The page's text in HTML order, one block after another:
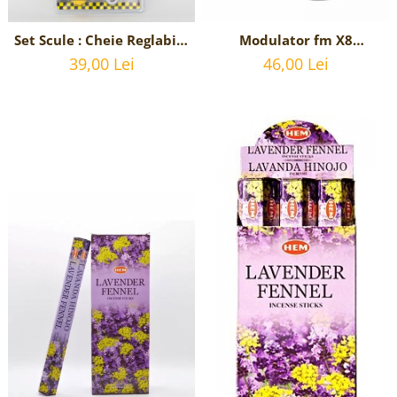
Set Scule : Cheie Reglabila
Universala si Surubelnita
stea si dreapta
39,00 Lei
Modulator fm X8
bluetooth 5.0 cu
handsfree, modulator FM,
46,00 Lei